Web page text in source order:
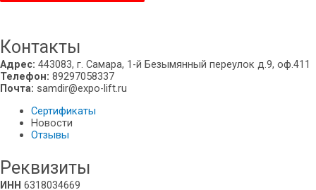
Контакты
Адрес: 443083, г. Самара, 1-й Безымянный переулок д.9, оф.411
Телефон: 89297058337
Почта: samdir@expo-lift.ru
Сертификаты
Новости
Отзывы
Реквизиты
ИНН 6318034669